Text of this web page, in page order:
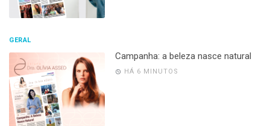
GERAL
Campanha: a beleza nasce natural
HÁ 6 MINUTOS